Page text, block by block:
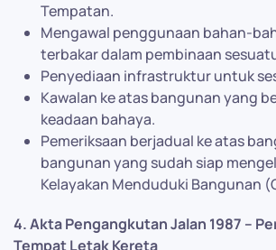
Tempatan.
Mengawal penggunaan bahan-
terbakar dalam pembinaan
Penyediaan infrastruktur untuk
Kawalan ke atas bangunan yang
keadaan bahaya.
Pemeriksaan berjadual ke atas
bangunan yang sudah siap
Kelayakan Menduduki Bangunan
4. Akta Pengangkutan Jalan 1987 –
Tempat Letak Kereta